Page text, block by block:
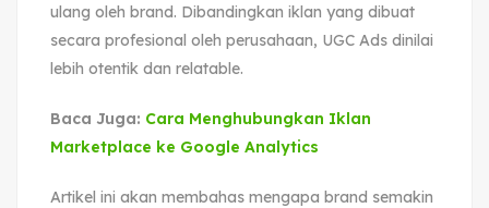
ulang oleh brand. Dibandingkan iklan yang dibuat
secara profesional oleh perusahaan, UGC Ads dinilai
lebih otentik dan relatable.
Baca Juga: Cara Menghubungkan Iklan
Marketplace ke Google Analytics
Artikel ini akan membahas mengapa brand semakin